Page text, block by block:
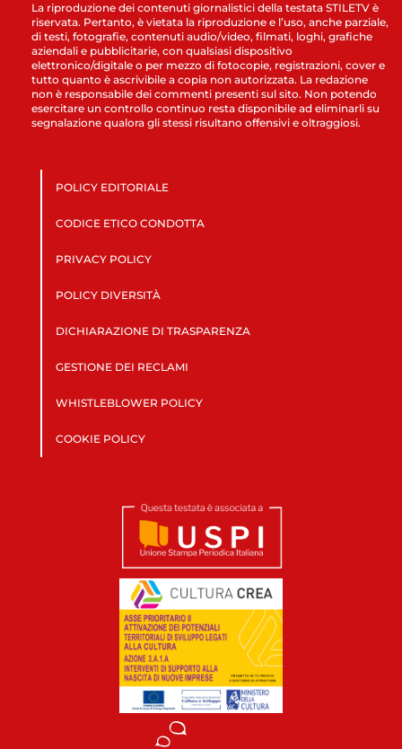
La riproduzione dei contenuti giornalistici della testata STILETV è
riservata. Pertanto, è vietata la riproduzione e l’uso, anche parziale,
di testi, fotografie, contenuti audio/video, filmati, loghi, grafiche
aziendali e pubblicitarie, con qualsiasi dispositivo
elettronico/digitale o per mezzo di fotocopie, registrazioni, cover e
tutto quanto è ascrivibile a copia non autorizzata. La redazione
non è responsabile dei commenti presenti sul sito. Non potendo
esercitare un controllo continuo resta disponibile ad eliminarli su
segnalazione qualora gli stessi risultano offensivi e oltraggiosi.
POLICY EDITORIALE
CODICE ETICO CONDOTTA
PRIVACY POLICY
POLICY DIVERSITÀ
DICHIARAZIONE DI TRASPARENZA
GESTIONE DEI RECLAMI
WHISTLEBLOWER POLICY
COOKIE POLICY